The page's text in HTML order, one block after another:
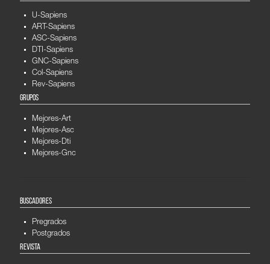
U-Sapiens
ART-Sapiens
ASC-Sapiens
DTI-Sapiens
GNC-Sapiens
Col-Sapiens
Rev-Sapiens
GRUPOS
Mejores-Art
Mejores-Asc
Mejores-Dti
Mejores-Gnc
BUSCADORES
Pregrados
Postgrados
REVISTA